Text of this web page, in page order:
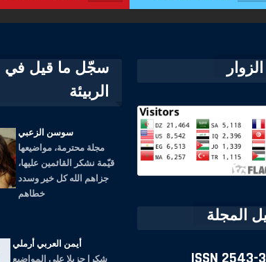
المجلة
ISSN 2543-
سجّل ما قيل في
الربيئة
مجلة محترمة، مواضيعها
قيّمة نشكر القائمين عليها،
جزاهم الله كل خير وسدد
خطاهم
شكرا جزيلا على المواضيع